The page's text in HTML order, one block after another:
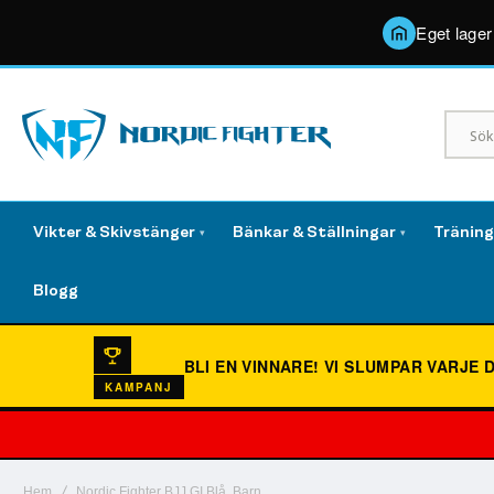
Eget
Vikter & Skivstänger ▾ Bänkar & Ställningar ▾
Blogg
KAMPANJ
BLI EN VINNARE!VI SLUMPAR VARJE